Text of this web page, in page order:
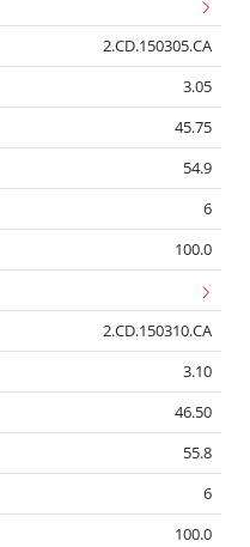
2.CD.150305.CA
3.05
45.75
54.9
6
100.0
2.CD.150310.CA
3.10
46.50
55.8
6
100.0